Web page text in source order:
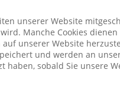
unserer Website
Manche Cookies
unserer Website
und werden an
haben, sobald Sie unsere